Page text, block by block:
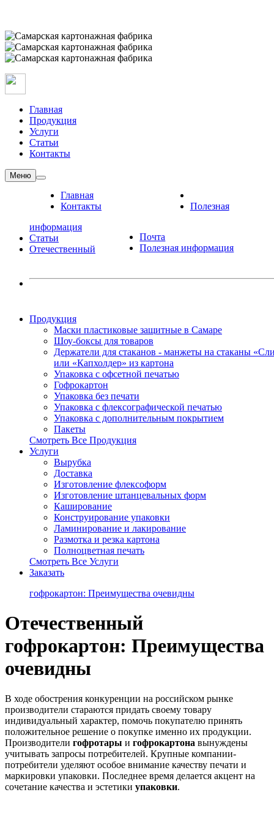
Главная
Продукция
Услуги
Статьи
Контакты
Меню
Главная
Контакты
Почта
Полезная информация
Продукция
Маски пластиковые защитные в Самаре
Шоу-боксы для товаров
Держатели для стаканов - манжеты на стаканы
или «Капхолдер» из картона
Упаковка с офсетной печатью
Гофрокартон
Упаковка без печати
Упаковка с флексографической печатью
Упаковка с дополнительным покрытием
Пакеты
Смотреть Все Продукция
Услуги
Вырубка
Доставка
Изготовление флексоформ
Изготовление штанцевальных форм
Каширование
Конструирование упаковки
Ламинирование и лакирование
Размотка и резка картона
Полноцветная печать
Смотреть Все Услуги
Заказать
Полезная
информация
Статьи
Отечественный
гофрокартон: Преимущества очевидны
Отечественный
гофрокартон: Преимущества
очевидны
В ходе обострения конкуренции на российском рынке
производители стараются придать своему товару
индивидуальный характер, помочь покупателю принять
положительное решение о покупке именно их продукции.
Производители гофротары и гофрокартона вынуждены
учитывать запросы потребителей. Крупные компании-
потребители уделяют особое внимание качеству печати и
маркировки упаковки. Последнее время делается акцент на
сочетание качества и эстетики упаковки.